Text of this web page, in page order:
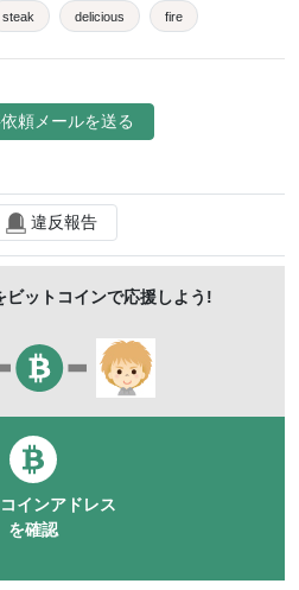
steak delicious fire
beef Cook
頼メールを送る
違反報告
ビットコインで応援しよう!
インアドレス
を確認